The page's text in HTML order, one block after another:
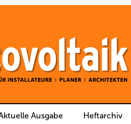
Ausgabe Heftarchiv